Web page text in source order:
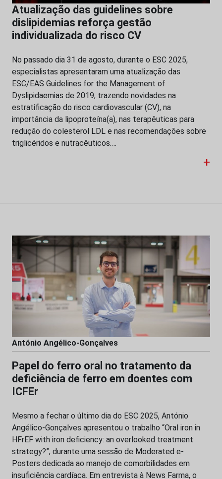
Atualização das guidelines sobre
dislipidemias reforça gestão
individualizada do risco CV
No passado dia 31 de agosto, durante o ESC 2025,
especialistas apresentaram uma atualização das
ESC/EAS Guidelines for the Management of
Dyslipidaemias de 2019, trazendo novidades na
estratificação do risco cardiovascular (CV), na
importância da lipoproteína(a), nas terapêuticas para
redução do colesterol LDL e nas recomendações sobre
triglicéridos e nutracêuticos.…
+
António Angélico-Gonçalves
Papel do ferro oral no tratamento da
deficiência de ferro em doentes com
ICFEr
Mesmo a fechar o último dia do ESC 2025, António
Angélico-Gonçalves apresentou o trabalho “Oral iron in
HFrEF with iron deficiency: an overlooked treatment
strategy?”, durante uma sessão de Moderated e-
Posters dedicada ao manejo de comorbilidades em
insuficiência cardíaca. Em entrevista à News Farma, o